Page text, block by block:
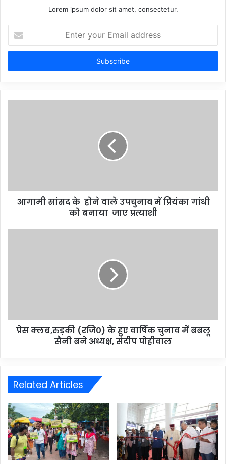
Lorem ipsum dolor sit amet, consectetur.
your
Email
आगामी सांसद के होने वाले उपचुनाव में प्रियंका गांधी
को बनाया जाए प्रत्याशी
प्रेस क्लब,रुड़की (रजि०) के हुए वार्षिक चुनाव में बबलू
सैनी बने अध्यक्ष, संदीप पोहीवाल
Related Articles